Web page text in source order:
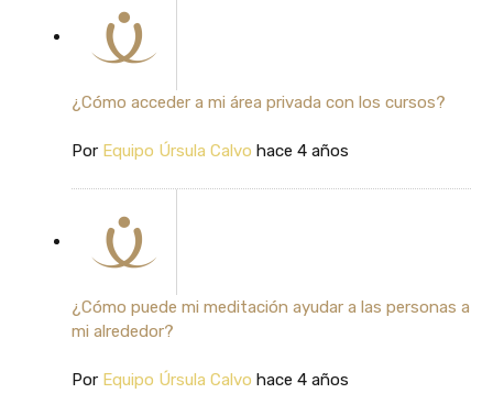
¿Cómo acceder a mi área privada con los cursos?
Por Equipo Úrsula Calvo hace 4 años
¿Cómo puede mi meditación ayudar a las personas a
mi alrededor?
Por Equipo Úrsula Calvo hace 4 años